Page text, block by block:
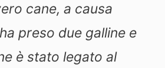
cane, a causa
preso due galline e
è stato legato al